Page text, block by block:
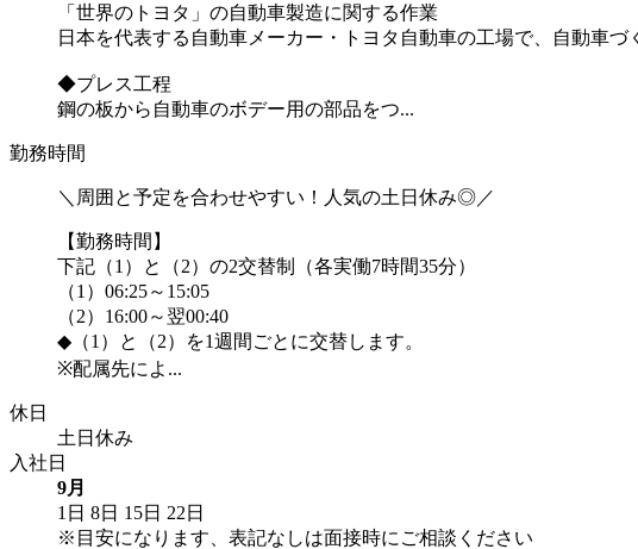
「世界のトヨタ」の自動車製造に関する作業
日本を代表する自動車メーカー・トヨタ自動車の工場で、自動車
◆プレス工程
鋼の板から自動車のボデー用の部品をつ...
勤務時間
＼周囲と予定を合わせやすい！人気の土日休み◎／
【勤務時間】
下記（1）と（2）の2交替制（各実働7時間35分）
（1）06:25～15:05
（2）16:00～翌00:40
◆（1）と（2）を1週間ごとに交替します。
※配属先によ...
休日
土日休み
入社日
9月
1日 8日 15日 22日
※目安になります、表記なしは面接時にご相談ください